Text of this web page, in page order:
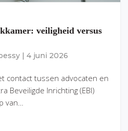
veiligheid versus
4 juni 2026
contact tussen advocaten en
Beveiligde Inrichting (EBI)